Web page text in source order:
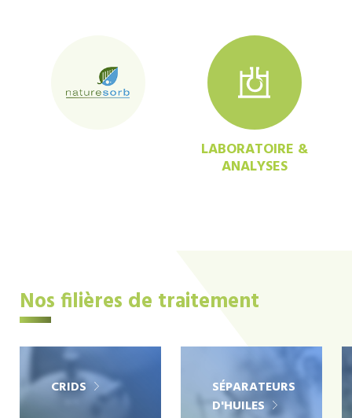
LABORATOIRE &
ANALYSES
Nos filières de traitement
CRIDS
SÉPARATEURS
D'HUILES